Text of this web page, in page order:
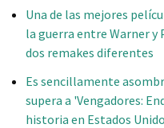
Una de las mejores
la guerra entre Warner
dos remakes diferentes
Es sencillamente
supera a 'Vengadores:
historia en Estados